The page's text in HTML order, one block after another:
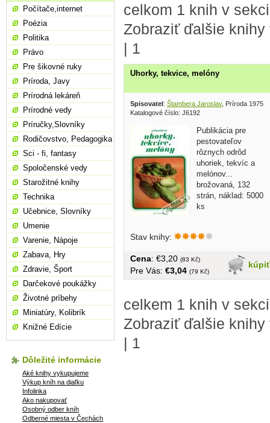
celkom 1 knih v
Zobraziť ďalšie
| 1
Uhorky, tekvice, melóny
Spisovatel : Štambera Jaroslav, Príroda 1975
Katalogové číslo: J6192
Publikácia pre
pestovateľov
rôznych odrôd
uhoriek, tekvíc a
melónov...
brožovaná, 132
strán, náklad: 5000
ks
Stav knihy:
kúpiť
Cena: €3,20 (83 Kč)
Pre Vás: €3,04 (79 Kč)
celkem 1 knih v
Zobraziť ďalšie
| 1
Počítače,internet
Poézia
Politika
Právo
Pre šikovné ruky
Príroda, Javy
Prírodná lekáreň
Prírodné vedy
Príručky,Slovníky
Rodičovstvo, Pedagogika
Sci - fi, fantasy
Spoločenské vedy
Starožitné knihy
Technika
Učebnice, Slovníky
Umenie
Varenie, Nápoje
Zabava, Hry
Zdravie, Šport
Darčekové poukážky
Životné príbehy
Miniatúry, Kolibrík
Knižné Edície
Dôležité informácie
Aké knihy vykupujeme
Výkup kníh na diaľku
Infolinka
Ako nakupovať
Osobný odber kníh
Odberné miesta v Čechách